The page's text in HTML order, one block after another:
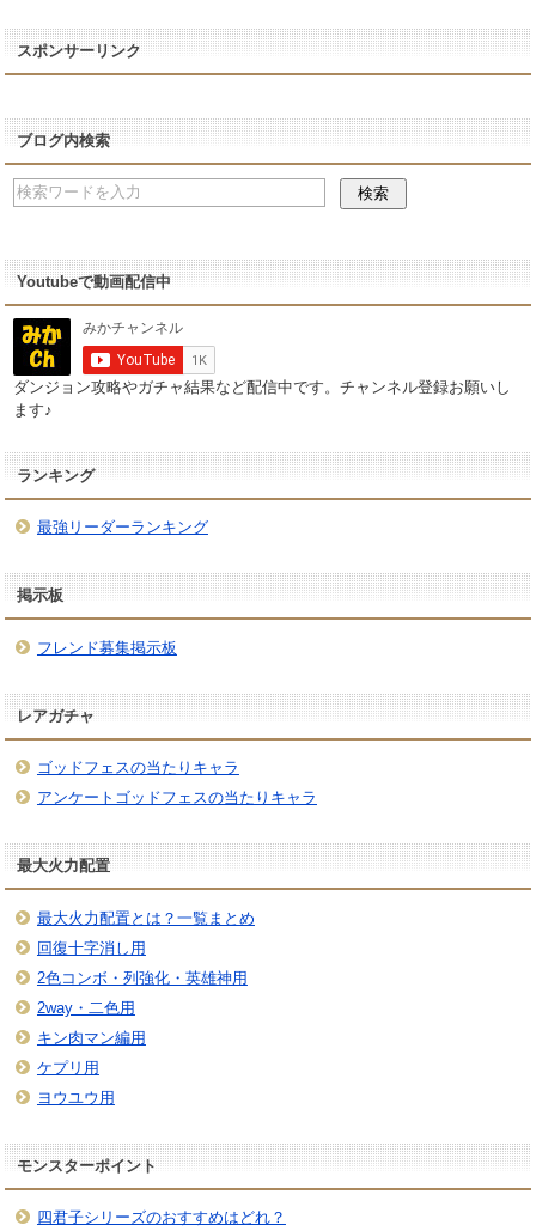
スポンサーリンク
ブログ内検索
Youtubeで動画配信中
ダンジョン攻略やガチャ結果など配信中です。チャンネル登録お願いし
ます♪
ランキング
最強リーダーランキング
掲示板
フレンド募集掲示板
レアガチャ
ゴッドフェスの当たりキャラ
アンケートゴッドフェスの当たりキャラ
最大火力配置
最大火力配置とは？一覧まとめ
回復十字消し用
2色コンボ・列強化・英雄神用
2way・二色用
キン肉マン編用
ケプリ用
ヨウユウ用
モンスターポイント
四君子シリーズのおすすめはどれ？